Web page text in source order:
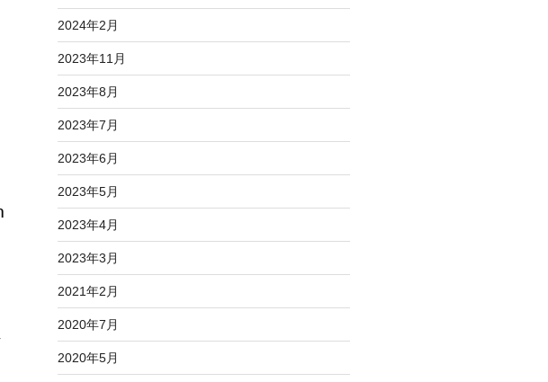
2024年2月
2023年11月
2023年8月
2023年7月
2023年6月
2023年5月
2023年4月
2023年3月
2021年2月
2020年7月
2020年5月